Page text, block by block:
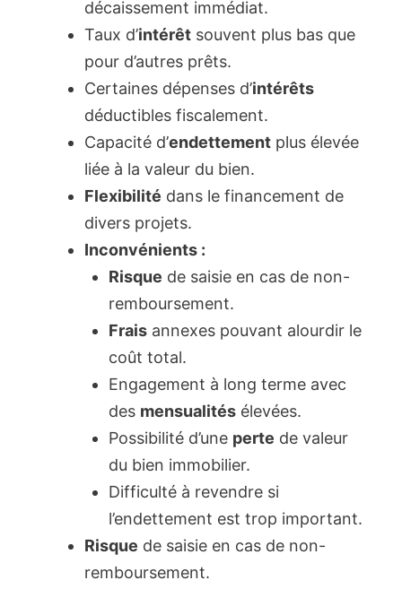
décaissement immédiat.
Taux d’intérêt souvent plus bas que
pour d’autres prêts.
Certaines dépenses d’intérêts
déductibles fiscalement.
Capacité d’endettement plus élevée
liée à la valeur du bien.
Flexibilité dans le financement de
divers projets.
Inconvénients :
Risque de saisie en cas de non-
remboursement.
Frais annexes pouvant alourdir le
coût total.
Engagement à long terme avec
des mensualités élevées.
Possibilité d’une perte de valeur
du bien immobilier.
Difficulté à revendre si
l’endettement est trop important.
Risque de saisie en cas de non-
remboursement.